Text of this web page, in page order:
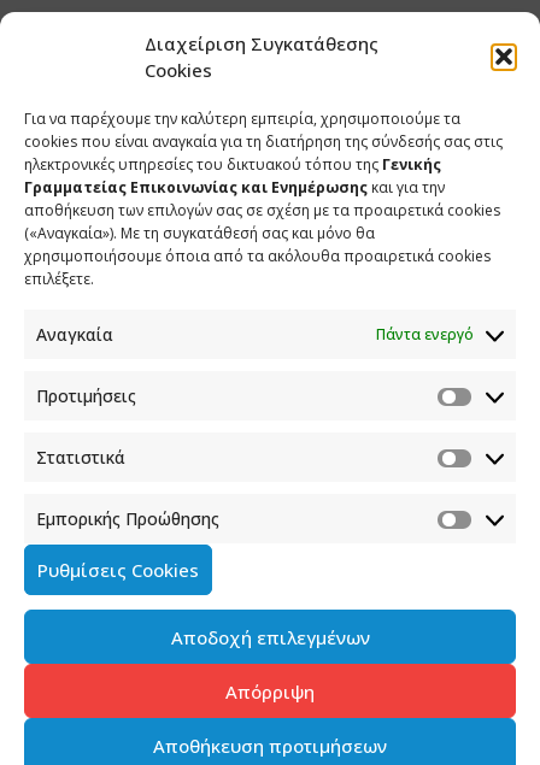
Διαχείριση Συγκατάθεσης
Cookies
Για να παρέχουμε την καλύτερη εμπειρία, χρησιμοποιούμε τα
cookies που είναι αναγκαία για τη διατήρηση της σύνδεσής σας στις
ηλεκτρονικές υπηρεσίες του δικτυακού τόπου της Γενικής
Γραμματείας Επικοινωνίας και Ενημέρωσης και για την
αποθήκευση των επιλογών σας σε σχέση με τα προαιρετικά cookies
(«Αναγκαία»). Με τη συγκατάθεσή σας και μόνο θα
χρησιμοποιήσουμε όποια από τα ακόλουθα προαιρετικά cookies
επιλέξετε.
Αναγκαία Πάντα ενεργό
Προτιμήσεις
Στατιστικά
Εμπορικής Προώθησης
Ρυθμίσεις Cookies
Αποδοχή επιλεγμένων
Απόρριψη
Αποθήκευση προτιμήσεων
ΕΠΙΚΟΙΝΩΝΙΑ
Φραγκούδη 11 & Αλεξάνδρου Πάντου
info.media@media.gov.gr
Πολιτική Cookies
Όροι χρήσης
Πολιτική προστασίας προσωπικών δεδομένων του
Διαχείρηση συγκατάθεσης